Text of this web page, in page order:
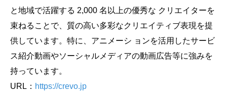
と地域で活躍する 2,000 名以上の優秀な クリエイターを
束ねることで、質の高い多彩なクリエイティブ表現を提
供しています。特に、アニメーシ ョンを活用したサービ
ス紹介動画やソーシャルメディアの動画広告等に強みを
持っています。
URL： https://crevo.jp